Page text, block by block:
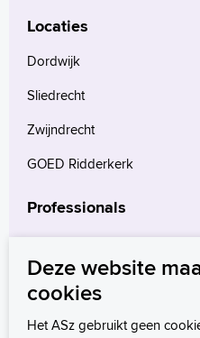
Locaties
Dordwijk
Sliedrecht
Zwijndrecht
GOED Ridderkerk
Professionals
Verwijzers
Wetenschappelijk onderzoek
Deze website
cookies
Het ASz gebruikt geen